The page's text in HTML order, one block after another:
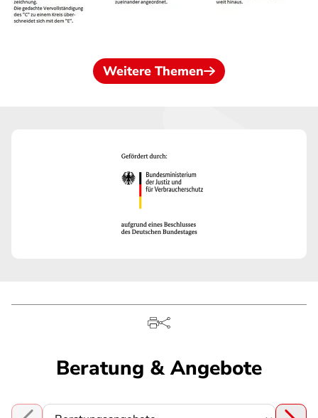
Weitere Themen
Beratung & Angebote